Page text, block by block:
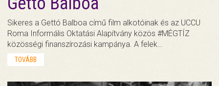
Sikeres a Gettó Balboa című film alkotóinak és az UCCU
Roma Informális Oktatási Alapítvány közös #MÉGTÍZ
közösségi finanszírozási kampánya. A felek…
TOVÁBB